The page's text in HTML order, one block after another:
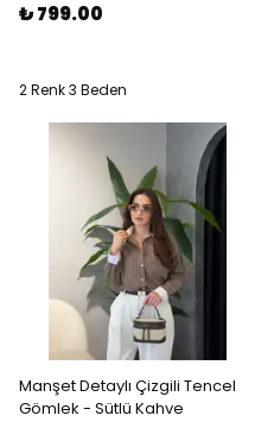
₺ 799.00
2 Renk 3 Beden
Manşet Detaylı Çizgili Tencel
Gömlek - Sütlü Kahve